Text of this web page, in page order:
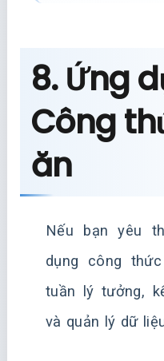
8. Ứng
Công
ăn
Nếu bạn yêu
dụng công
tuần lý tưởng,
và quản lý dữ